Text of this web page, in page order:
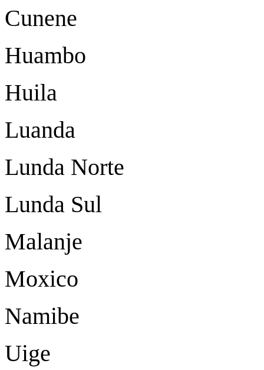
Cunene
Huambo
Huila
Luanda
Lunda Norte
Lunda Sul
Malanje
Moxico
Namibe
Uige